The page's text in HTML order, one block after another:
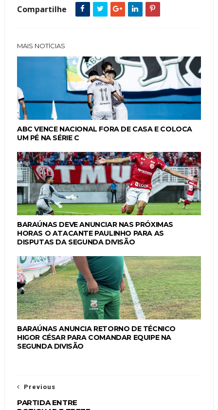
Compartilhe
MAIS NOTÍCIAS
ABC VENCE NACIONAL FORA DE CASA E COLOCA
UM PÉ NA SÉRIE C
BARAÚNAS DEVE ANUNCIAR NAS PRÓXIMAS
HORAS O ATACANTE PAULINHO PARA AS
DISPUTAS DA SEGUNDA DIVISÃO
BARAÚNAS ANUNCIA RETORNO DE TÉCNICO
HIGOR CÉSAR PARA COMANDAR EQUIPE NA
SEGUNDA DIVISÃO
Previous
PARTIDA ENTRE